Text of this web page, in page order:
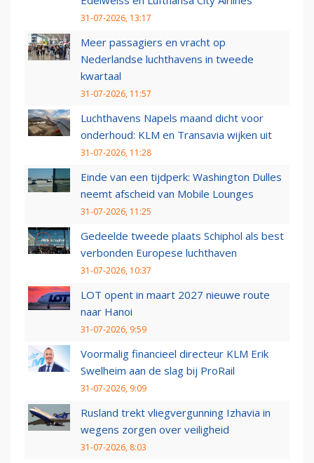
31-07-2026, 13:17
Meer passagiers en vracht op
Nederlandse luchthavens in tweede
kwartaal
31-07-2026, 11:57
Luchthavens Napels maand dicht voor
onderhoud: KLM en Transavia wijken uit
31-07-2026, 11:28
Einde van een tijdperk: Washington Dulles
neemt afscheid van Mobile Lounges
31-07-2026, 11:25
Gedeelde tweede plaats Schiphol als best
verbonden Europese luchthaven
31-07-2026, 10:37
LOT opent in maart 2027 nieuwe route
naar Hanoi
31-07-2026, 9:59
Voormalig financieel directeur KLM Erik
Swelheim aan de slag bij ProRail
31-07-2026, 9:09
Rusland trekt vliegvergunning Izhavia in
wegens zorgen over veiligheid
31-07-2026, 8:03